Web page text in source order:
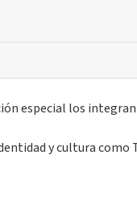
especial los
y cultura